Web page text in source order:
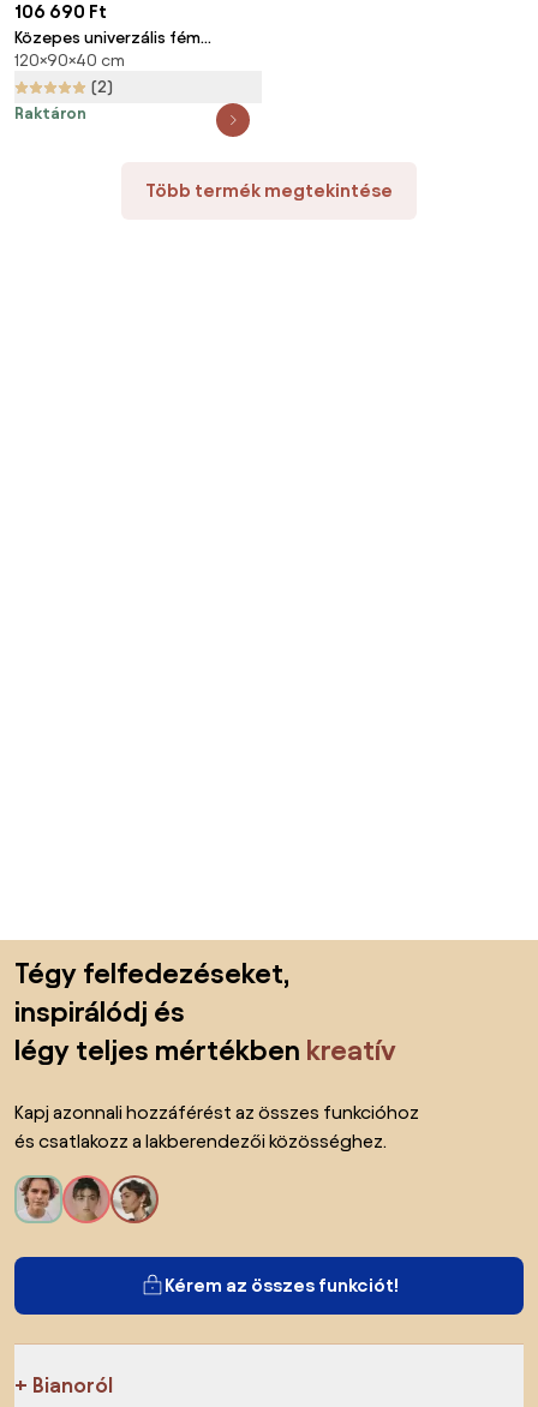
106 690 Ft
Közepes univerzális fém
szekrény 90 x 40 x 120 cm,
hengerzár, szürke - ral 7035
120×90×40 cm
(2)
Raktáron
Több termék megtekintése
Tégy felfedezéseket,
inspirálódj és
légy teljes mértékben kreatív
Kapj azonnali hozzáférést az összes funkcióhoz
és csatlakozz a lakberendezői közösséghez.
Kérem az összes funkciót!
Bianoról